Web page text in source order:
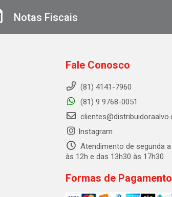
Notas Fiscais
Fale Conosco
(81) 4141-7960
(81) 9 9768-0051
Instagram
Atendimento de segunda
às 12h e das 13h30 às 17h30
Formas de Pagamento